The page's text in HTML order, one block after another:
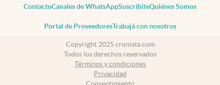
ContactoCanales de WhatsAppSuscribiteQuiénes Somos
Portal de ProveedoresTrabajá con nosotros
Copyright 2025 cronista.com
Todos los derechos reservados
Términos y condiciones
Privacidad